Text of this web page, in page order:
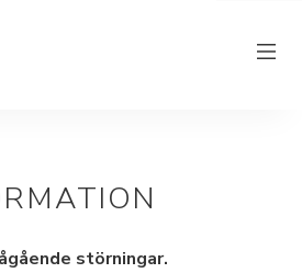
störningar.